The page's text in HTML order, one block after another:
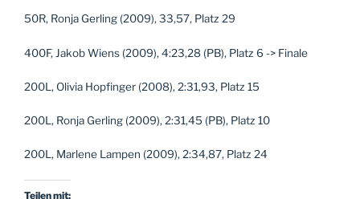
50R, Ronja Gerling (2009), 33,57, Platz 29
400F, Jakob Wiens (2009), 4:23,28 (PB), Platz 6 -> Finale
200L, Olivia Hopfinger (2008), 2:31,93, Platz 15
200L, Ronja Gerling (2009), 2:31,45 (PB), Platz 10
200L, Marlene Lampen (2009), 2:34,87, Platz 24
Teilen mit: